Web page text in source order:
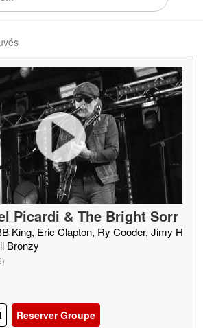
Picardi & The Bright Sorr
King, Eric Clapton, Ry Cooder, Jimy H
Bronzy
)
Reserver Groupe